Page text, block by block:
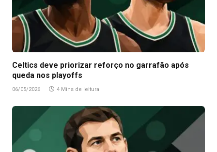
Celtics deve priorizar reforço no garrafão após
queda nos playoffs
06/05/2026 4 Mins de leitura